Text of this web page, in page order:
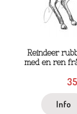
Reindeer
med en ren
Info